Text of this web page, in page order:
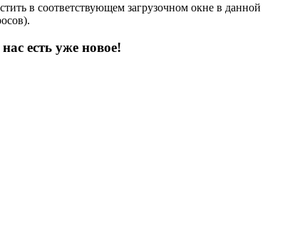
в соответствующем загрузочном окне в данной
есть уже новое!